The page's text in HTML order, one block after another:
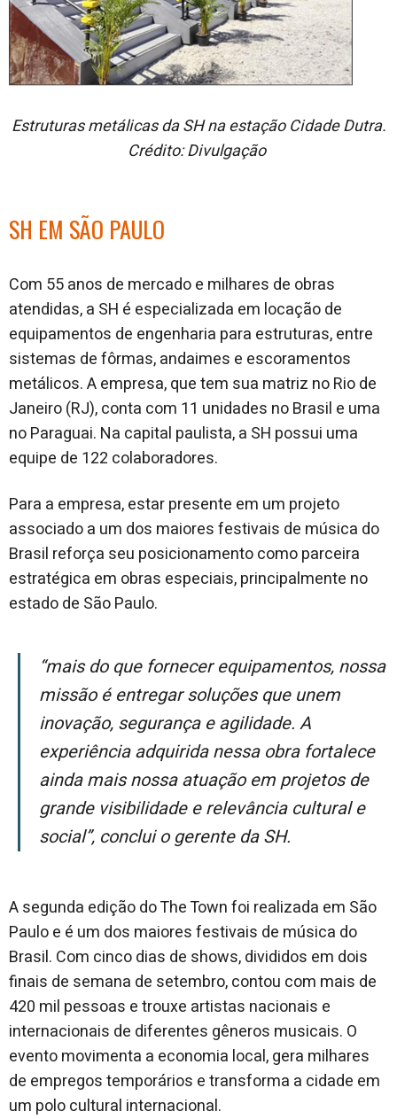
Estruturas metálicas da SH na estação Cidade Dutra.
Crédito: Divulgação
SH EM SÃO PAULO
Com 55 anos de mercado e milhares de obras
atendidas, a SH é especializada em locação de
equipamentos de engenharia para estruturas, entre
sistemas de fôrmas, andaimes e escoramentos
metálicos. A empresa, que tem sua matriz no Rio de
Janeiro (RJ), conta com 11 unidades no Brasil e uma
no Paraguai. Na capital paulista, a SH possui uma
equipe de 122 colaboradores.
Para a empresa, estar presente em um projeto
associado a um dos maiores festivais de música do
Brasil reforça seu posicionamento como parceira
estratégica em obras especiais, principalmente no
estado de São Paulo.
“Mais do que fornecer equipamentos, nossa
missão é entregar soluções que unem
inovação, segurança e agilidade. A
experiência adquirida nessa obra fortalece
ainda mais nossa atuação em projetos de
grande visibilidade e relevância cultural e
social”, conclui o gerente da SH.
A segunda edição do The Town foi realizada em São
Paulo e é um dos maiores festivais de música do
Brasil. Com cinco dias de shows, divididos em dois
finais de semana de setembro, contou com mais de
420 mil pessoas e trouxe artistas nacionais e
internacionais de diferentes gêneros musicais. O
evento movimenta a economia local, gera milhares
de empregos temporários e transforma a cidade em
um polo cultural internacional.